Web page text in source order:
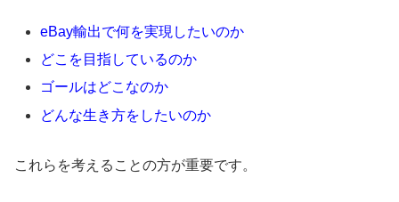
eBay輸出で何を実現したいのか
どこを目指しているのか
ゴールはどこなのか
どんな生き方をしたいのか
これらを考えることの方が重要です。